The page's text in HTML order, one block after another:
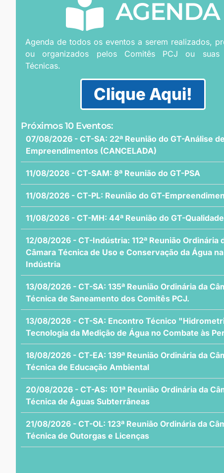
AGENDA
Agenda de todos os eventos a serem realizados,
ou organizados pelos Comitês PCJ ou suas
Técnicas.
Clique Aqui!
Próximos 10 Eventos:
07/08/2026 - CT-SA: 22ª Reunião do GT-Análise de
Empreendimentos (CANCELADA)
11/08/2026 - CT-SAM: 8ª Reunião do GT-PSA
11/08/2026 - CT-PL: Reunião do GT-
11/08/2026 - CT-MH: 44ª Reunião do GT-Qualidade
12/08/2026 - CT-Indústria: 112ª Reunião Ordinária
Câmara Técnica de Uso e Conservação da Água na
Indústria
13/08/2026 - CT-SA: 135ª Reunião Ordinária da
Técnica de Saneamento dos Comitês PCJ.
13/08/2026 - CT-SA: Encontro Técnico
Tecnologia da Medição de Água no Combate às
18/08/2026 - CT-EA: 139ª Reunião Ordinária da
Técnica de Educação Ambiental
20/08/2026 - CT-AS: 101ª Reunião Ordinária da
Técnica de Águas Subterrâneas
21/08/2026 - CT-OL: 123ª Reunião Ordinária da
Técnica de Outorgas e Licenças